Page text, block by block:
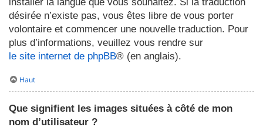
désirée n’existe pas, vous êtes libre de vous porter
volontaire et commencer une nouvelle traduction. Pour
plus d’informations, veuillez vous rendre sur
le site internet de phpBB® (en anglais).
Haut
Que signifient les images situées à côté de mon
nom d’utilisateur ?